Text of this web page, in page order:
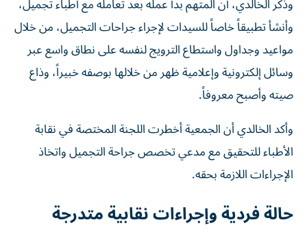
وأنشأ تطبيقاً خاصاً للسيدات لإجراء جراحات التجميل، من خلال
مواعيد وجداول واستطاع الترويج لنفسه على نطاق واسع عبر
وسائل إلكترونية وإعلامية ظهر من خلالها بوصفه خبيراً، وذاع
صيته وأصبح معروفاً.
وأكد الخالدي أن الجمعية أخطرت اللجنة المختصة في نقابة
الأطباء للتحقيق مع مدعي تخصص جراحة التجميل واتخاذ
الإجراءات اللازمة بحقه.
حالة فردية وإجراءات نقابية متدرجة